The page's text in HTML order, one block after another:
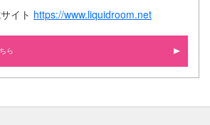
イト https://www.liquidroom.net
ら